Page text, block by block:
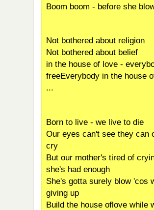
Boom boom - before she
Not bothered about religion
Not bothered about belief
in the house of love -
freeEverybody in the house
...
Born to live - we live to die
Our eyes can't see they can
cry
But our mother's tired of
she's had enough
She's gotta surely blow 'cos
giving up
Build the house oflove while